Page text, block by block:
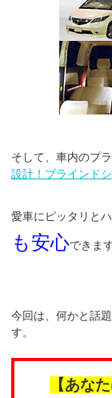
そして、車内のプ
設計！ブラインド
愛車にピッタリと
も安心できま
今回は、何かと話
す。
【あな